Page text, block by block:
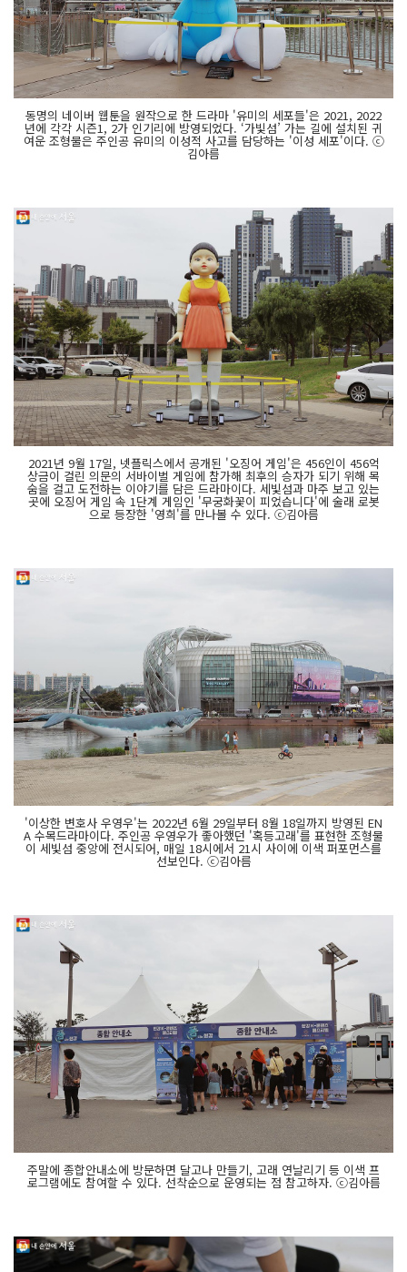
동명의 네이버 웹툰을 원작으로 한 드라마 '유미의 세포들'은 2021, 2022
년에 각각 시즌1, 2가 인기리에 방영되었다. ‘가빛섬’ 가는 길에 설치된 귀
여운 조형물은 주인공 유미의 이성적 사고를 담당하는 '이성 세포'이다. ⓒ
김아름
2021년 9월 17일, 넷플릭스에서 공개된 '오징어 게임'은 456인이 456억
상금이 걸린 의문의 서바이벌 게임에 참가해 최후의 승자가 되기 위해 목
숨을 걸고 도전하는 이야기를 담은 드라마이다. 세빛섬과 마주 보고 있는
곳에 오징어 게임 속 1단계 게임인 '무궁화꽃이 피었습니다'에 술래 로봇
으로 등장한 '영희'를 만나볼 수 있다. ⓒ김아름
'이상한 변호사 우영우'는 2022년 6월 29일부터 8월 18일까지 방영된 EN
A 수목드라마이다. 주인공 우영우가 좋아했던 '혹등고래'를 표현한 조형물
이 세빛섬 중앙에 전시되어, 매일 18시에서 21시 사이에 이색 퍼포먼스를
선보인다. ⓒ김아름
주말에 종합안내소에 방문하면 달고나 만들기, 고래 연날리기 등 이색 프
로그램에도 참여할 수 있다. 선착순으로 운영되는 점 참고하자. ⓒ김아름